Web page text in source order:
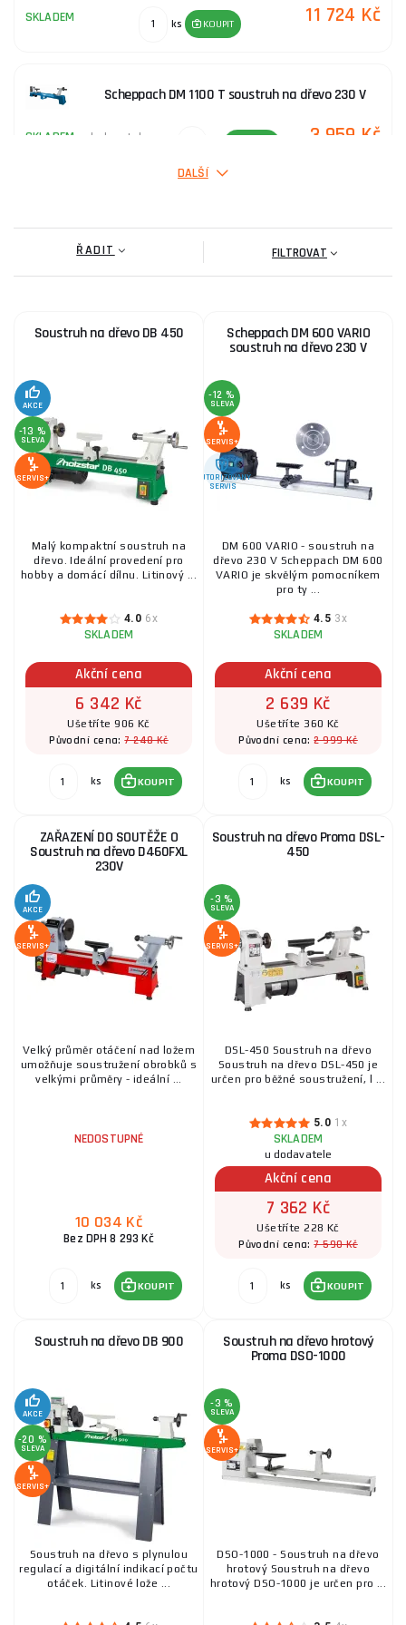
SKLADEM ks KOUPIT 11 724 Kč
Scheppach DM 1100 T soustruh na dřevo 230 V
SKLADEM u dodavatele 3 959 Kč
KOUPIT 18 200 Kč
Scheppach DM 600 VARIO soustruh na dřevo 230 V
SKLADEM KOUPIT
DALŠÍ
ŘADIT FILTROVAT
Soustruh na dřevo DB 450
AKCE
-13 %
SLEVA
SERVIS+
Malý kompaktní soustruh na
dřevo. Ideální provedení pro
hobby a domácí dílnu. Litinový ...
4.0 6x
SKLADEM
Akční cena
6 342 Kč
Ušetříte 906 Kč
Původní cena:7 248 Kč
ks KOUPIT
Scheppach DM 600 VARIO
soustruh na dřevo 230 V
-12 %
SLEVA
SERVIS+
AUTORIZOVANÝ
SERVIS
DM 600 VARIO - soustruh na
dřevo 230 V Scheppach DM 600
VARIO je skvělým pomocníkem
pro ty ...
4.5 3x
SKLADEM
Akční cena
2 639 Kč
Ušetříte 360 Kč
Původní cena:2 999 Kč
ks KOUPIT
ZAŘAZENÍ DO SOUTĚŽE O
Soustruh na dřevo D460FXL
230V
AKCE
SERVIS+
Velký průměr otáčení nad ložem
umožňuje soustružení obrobků s
velkými průměry - ideální ...
NEDOSTUPNÉ
10 034 Kč
Bez DPH 8 293 Kč
ks KOUPIT
Soustruh na dřevo Proma DSL-
450
-3 %
SLEVA
SERVIS+
DSL-450 Soustruh na dřevo
Soustruh na dřevo DSL-450 je
určen pro běžné soustružení, l ...
5.0 1x
SKLADEM
u dodavatele
Akční cena
7 362 Kč
Ušetříte 228 Kč
Původní cena:7 590 Kč
ks KOUPIT
Soustruh na dřevo DB 900
AKCE
-20 %
SLEVA
SERVIS+
Soustruh na dřevo s plynulou
regulací a digitální indikací počtu
otáček. Litinové lože ...
Soustruh na dřevo hrotový
Proma DSO-1000
-3 %
SLEVA
SERVIS+
DSO-1000 - Soustruh na dřevo
hrotový Soustruh na dřevo
hrotový DSO-1000 je určen pro ...